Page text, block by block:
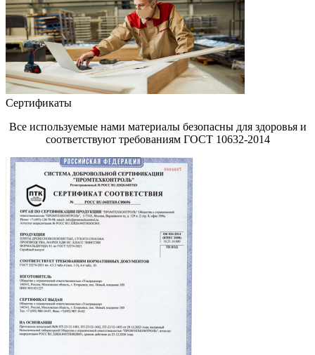
Сертификаты
Все используемые нами материалы безопасны для здоровья и
соответствуют требованиям ГОСТ 10632-2014